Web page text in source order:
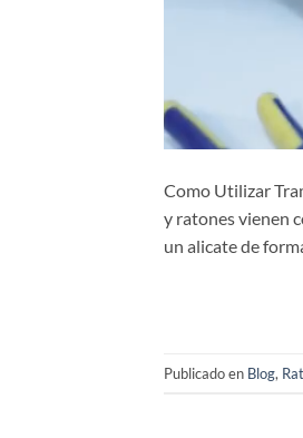
Como Utilizar
y ratones vienen
un alicate de
Publicado en Blog,